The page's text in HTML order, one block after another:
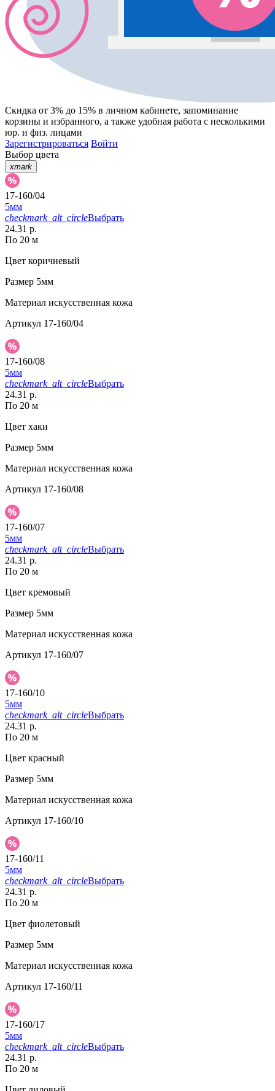
Скидка от 3% до 15% в личном кабинете, запоминание
корзины и избранного, а также удобная работа с несколькими
юр. и физ. лицами
Зарегистрироваться Войти
Выбор цвета
xmark
17-160/04
5мм
checkmark_alt_circleВыбрать
24.31 р.
По 20 м
Цвет коричневый
Размер 5мм
Материал искусственная кожа
Артикул 17-160/04
17-160/08
5мм
checkmark_alt_circleВыбрать
24.31 р.
По 20 м
Цвет хаки
Размер 5мм
Материал искусственная кожа
Артикул 17-160/08
17-160/07
5мм
checkmark_alt_circleВыбрать
24.31 р.
По 20 м
Цвет кремовый
Размер 5мм
Материал искусственная кожа
Артикул 17-160/07
17-160/10
5мм
checkmark_alt_circleВыбрать
24.31 р.
По 20 м
Цвет красный
Размер 5мм
Материал искусственная кожа
Артикул 17-160/10
17-160/11
5мм
checkmark_alt_circleВыбрать
24.31 р.
По 20 м
Цвет фиолетовый
Размер 5мм
Материал искусственная кожа
Артикул 17-160/11
17-160/17
5мм
checkmark_alt_circleВыбрать
24.31 р.
По 20 м